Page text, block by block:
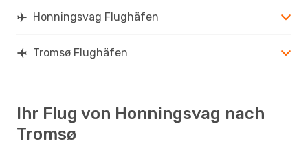
Honningsvag Flughäfen
Tromsø Flughäfen
Ihr Flug von Honningsvag nach
Tromsø